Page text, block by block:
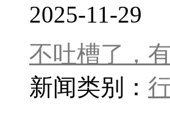
2025-11-29
不吐槽了，
新闻类别：